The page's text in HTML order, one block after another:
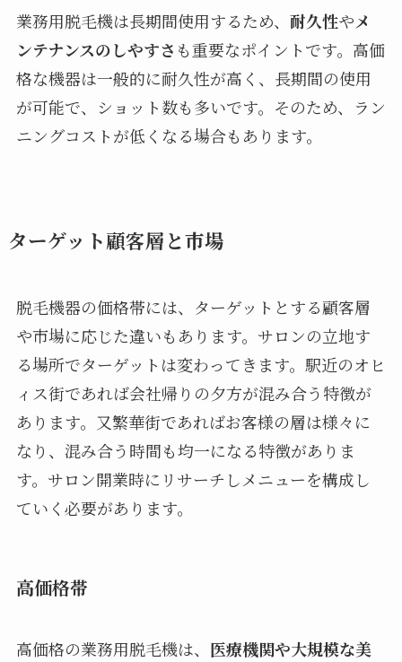
業務用脱毛機は長期間使用するため、 耐久性やメ
ンテナンスのしやすさ も重要なポイントです。高価
格な機器は一般的に耐久性が高く、長期間の使用
が可能で、ショット数も多いです。そのため、ラン
ニングコストが低くなる場合もあります。
ターゲット顧客層と市場
脱毛機器の価格帯には、ターゲットとする顧客層
や市場に応じた違いもあります。サロンの立地す
る場所でターゲットは変わってきます。駅近のオヒ
ィス街であれば会社帰りの夕方が混み合う特徴が
あります。又繁華街であればお客様の層は様々に
なり、混み合う時間も均一になる特徴がありま
す。サロン開業時にリサーチしメニューを構成し
ていく必要があります。
高価格帯
高価格の業務用脱毛機は、 医療機関や大規模な美